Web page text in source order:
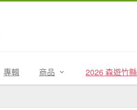
專輯 商品 2026 森遊竹縣